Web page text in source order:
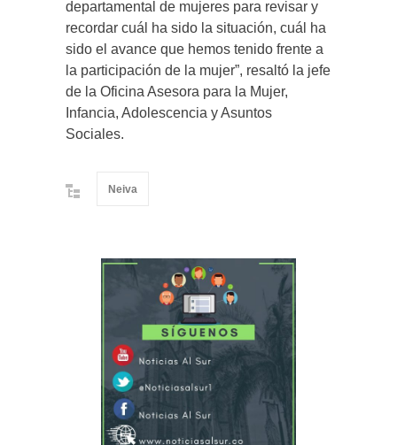
departamental de mujeres para revisar y
recordar cuál ha sido la situación, cuál ha
sido el avance que hemos tenido frente a
la participación de la mujer”, resaltó la jefe
de la Oficina Asesora para la Mujer,
Infancia, Adolescencia y Asuntos
Sociales.
Neiva